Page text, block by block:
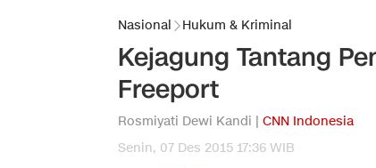
Nasional Hukum & Kriminal
Kejagung Tantang
Freeport
Rosmiyati Dewi Kandi | CNN Indonesia
Senin, 07 Des 2015 17:36 WIB